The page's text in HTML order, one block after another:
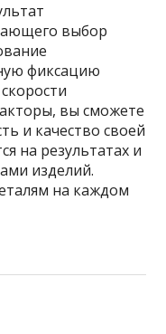
выбор
фиксацию
вы сможете
и качество своей
на результатах и
изделий.
на каждом